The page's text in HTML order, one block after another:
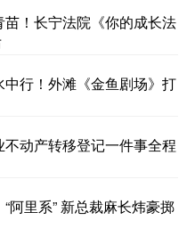
！长宁法院《你的成长法
行！外滩《金鱼剧场》打
动产转移登记一件事全程
阿里系” 新总裁麻长炜豪掷